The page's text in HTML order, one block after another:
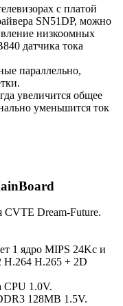
с платой
SN51DP, можно
низкоомных
датчика тока
параллельно,
увеличится общее
уменьшится ток
CVTE Dream-Future.
1 ядро MIPS 24Kc и
H.264 H.265 + 2D
CPU 1.0V.
128MB 1.5V.